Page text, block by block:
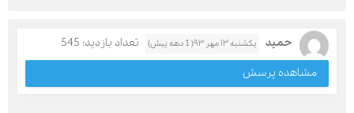
حمید یکشنبه ۱۳ مهر ۹۳( 1 دهه پیش)
تعداد بازدید: 545
مشاهده پرسش